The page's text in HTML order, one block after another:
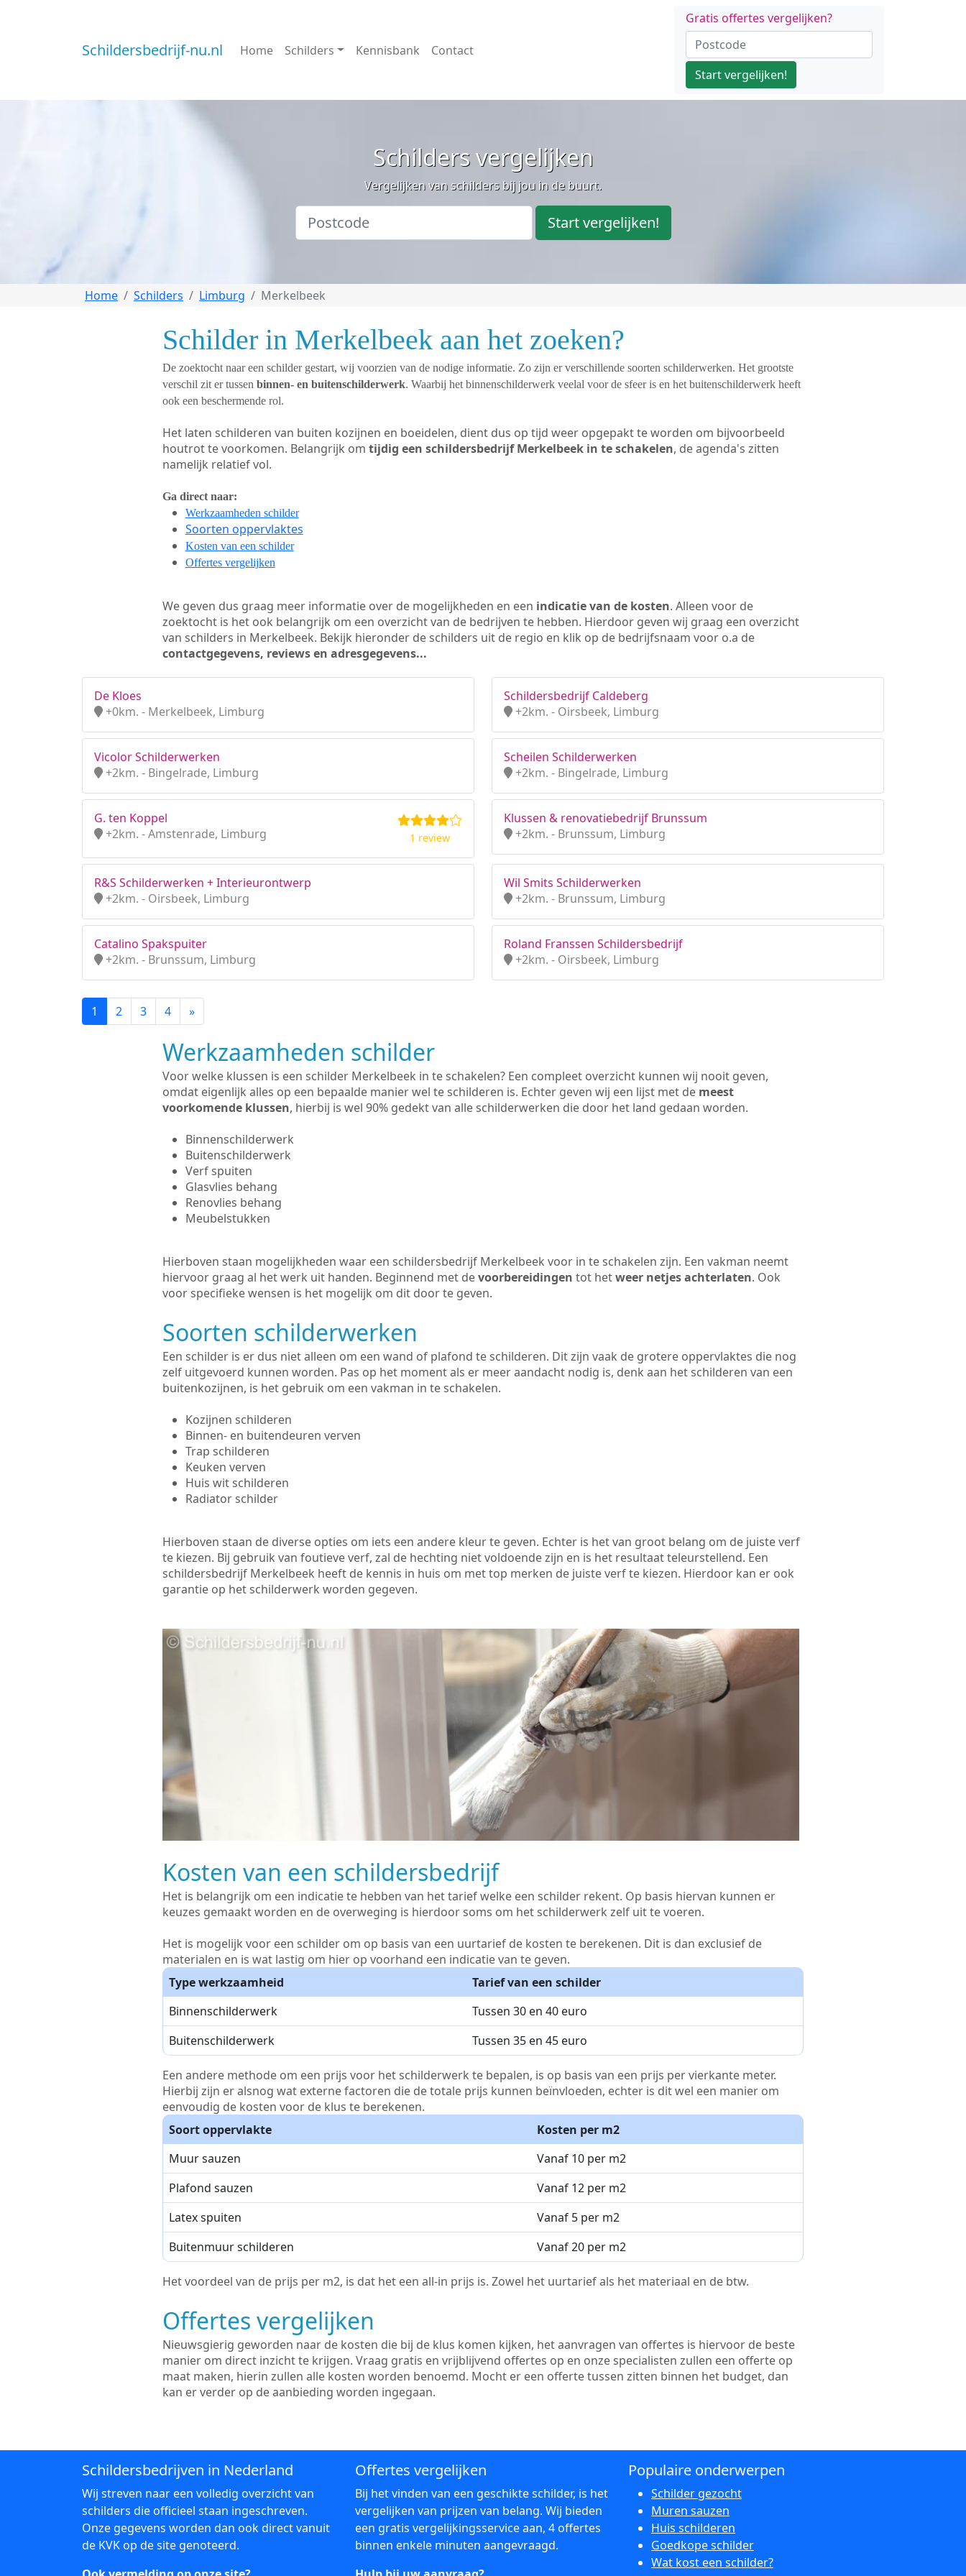
Schildersbedrijf-nu.nl Home Schilders Kennisbank Contact
Gratis offertes vergelijken?
Start vergelijken!
Schilders vergelijken
Vergelijken van schilders bij jou in de buurt.
Start vergelijken!
Home Schilders Limburg Merkelbeek
Schilder in Merkelbeek aan het zoeken?
De zoektocht naar een schilder gestart, wij voorzien van de nodige informatie. Zo zijn er verschillende soorten schilderwerken. Het grootste
verschil zit er tussen binnen- en buitenschilderwerk. Waarbij het binnenschilderwerk veelal voor de sfeer is en het buitenschilderwerk heeft
ook een beschermende rol.
Het laten schilderen van buiten kozijnen en boeidelen, dient dus op tijd weer opgepakt te worden om bijvoorbeeld
houtrot te voorkomen. Belangrijk om tijdig een schildersbedrijf Merkelbeek in te schakelen, de agenda's zitten
namelijk relatief vol.
Ga direct naar:
Werkzaamheden schilder
Soorten oppervlaktes
Kosten van een schilder
Offertes vergelijken
We geven dus graag meer informatie over de mogelijkheden en een indicatie van de kosten. Alleen voor de
zoektocht is het ook belangrijk om een overzicht van de bedrijven te hebben. Hierdoor geven wij graag een overzicht
van schilders in Merkelbeek. Bekijk hieronder de schilders uit de regio en klik op de bedrijfsnaam voor o.a de
contactgegevens, reviews en adresgegevens...
De Kloes
+0km. - Merkelbeek, Limburg
Schildersbedrijf Caldeberg
+2km. - Oirsbeek, Limburg
Vicolor Schilderwerken
+2km. - Bingelrade, Limburg
Scheilen Schilderwerken
+2km. - Bingelrade, Limburg
G. ten Koppel
+2km. - Amstenrade, Limburg
1 review
Klussen & renovatiebedrijf Brunssum
+2km. - Brunssum, Limburg
R&S Schilderwerken + Interieurontwerp
+2km. - Oirsbeek, Limburg
Wil Smits Schilderwerken
+2km. - Brunssum, Limburg
Catalino Spakspuiter
+2km. - Brunssum, Limburg
Roland Franssen Schildersbedrijf
+2km. - Oirsbeek, Limburg
1 2 3 4 »
Werkzaamheden schilder
Voor welke klussen is een schilder Merkelbeek in te schakelen? Een compleet overzicht kunnen wij nooit geven,
omdat eigenlijk alles op een bepaalde manier wel te schilderen is. Echter geven wij een lijst met de meest
voorkomende klussen, hierbij is wel 90% gedekt van alle schilderwerken die door het land gedaan worden.
Binnenschilderwerk
Buitenschilderwerk
Verf spuiten
Glasvlies behang
Renovlies behang
Meubelstukken
Hierboven staan mogelijkheden waar een schildersbedrijf Merkelbeek voor in te schakelen zijn. Een vakman neemt
hiervoor graag al het werk uit handen. Beginnend met devoorbereidingen tot hetweer netjes achterlaten. Ook
voor specifieke wensen is het mogelijk om dit door te geven.
Soorten schilderwerken
Een schilder is er dus niet alleen om een wand of plafond te schilderen. Dit zijn vaak de grotere oppervlaktes die nog
zelf uitgevoerd kunnen worden. Pas op het moment als er meer aandacht nodig is, denk aan het schilderen van een
buitenkozijnen, is het gebruik om een vakman in te schakelen.
Kozijnen schilderen
Binnen- en buitendeuren verven
Trap schilderen
Keuken verven
Huis wit schilderen
Radiator schilder
Hierboven staan de diverse opties om iets een andere kleur te geven. Echter is het van groot belang om de juiste verf
te kiezen. Bij gebruik van foutieve verf, zal de hechting niet voldoende zijn en is het resultaat teleurstellend. Een
schildersbedrijf Merkelbeek heeft de kennis in huis om met top merken de juiste verf te kiezen. Hierdoor kan er ook
garantie op het schilderwerk worden gegeven.
Kosten van een schildersbedrijf
Het is belangrijk om een indicatie te hebben van het tarief welke een schilder rekent. Op basis hiervan kunnen er
keuzes gemaakt worden en de overweging is hierdoor soms om het schilderwerk zelf uit te voeren.
Het is mogelijk voor een schilder om op basis van een uurtarief de kosten te berekenen. Dit is dan exclusief de
materialen en is wat lastig om hier op voorhand een indicatie van te geven.
Type werkzaamheid
Tarief van een schilder
Binnenschilderwerk
Tussen 30 en 40 euro
Buitenschilderwerk
Tussen 35 en 45 euro
Een andere methode om een prijs voor het schilderwerk te bepalen, is op basis van een prijs per vierkante meter.
Hierbij zijn er alsnog wat externe factoren die de totale prijs kunnen beïnvloeden, echter is dit wel een manier om
eenvoudig de kosten voor de klus te berekenen.
Soort oppervlakte
Kosten per m2
Muur sauzen
Vanaf 10 per m2
Plafond sauzen
Vanaf 12 per m2
Latex spuiten
Vanaf 5 per m2
Buitenmuur schilderen
Vanaf 20 per m2
Het voordeel van de prijs per m2, is dat het een all-in prijs is. Zowel het uurtarief als het materiaal en de btw.
Offertes vergelijken
Nieuwsgierig geworden naar de kosten die bij de klus komen kijken, het aanvragen van offertes is hiervoor de beste
manier om direct inzicht te krijgen. Vraag gratis en vrijblijvend offertes op en onze specialisten zullen een offerte op
maat maken, hierin zullen alle kosten worden benoemd. Mocht er een offerte tussen zitten binnen het budget, dan
kan er verder op de aanbieding worden ingegaan.
Schildersbedrijven in Nederland
Wij streven naar een volledig overzicht van
schilders die officieel staan ingeschreven.
Onze gegevens worden dan ook direct vanuit
de KVK op de site genoteerd.
Offertes vergelijken
Bij het vinden van een geschikte schilder, is het
vergelijken van prijzen van belang. Wij bieden
een gratis vergelijkingsservice aan, 4 offertes
binnen enkele minuten aangevraagd.
Populaire onderwerpen
Schilder gezocht
Muren sauzen
Huis schilderen
Goedkope schilder
Wat kost een schilder?